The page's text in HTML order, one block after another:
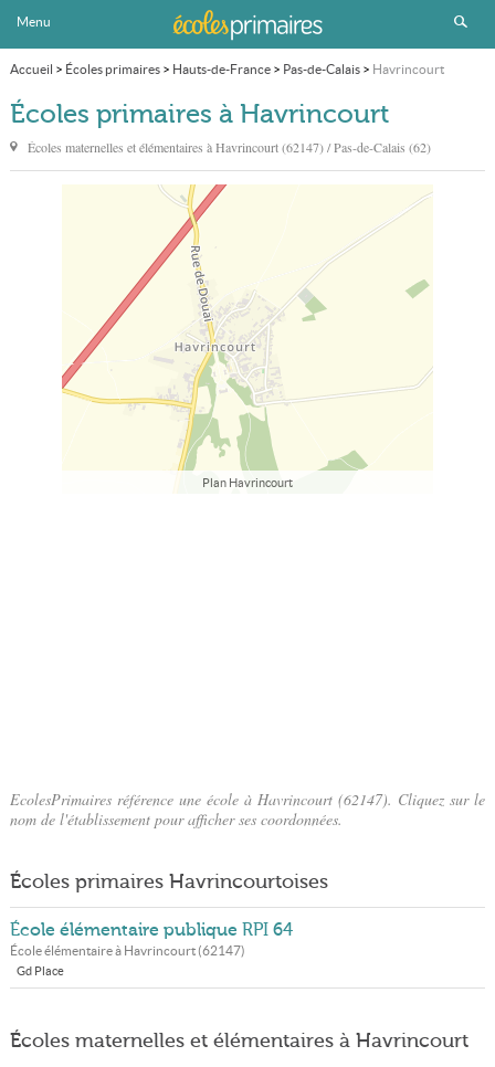
Menu
Accueil > Écoles primaires> Hauts-de-France> Pas-de-Calais> Havrincourt
Écoles primaires à Havrincourt
Écoles maternelles et élémentaires àHavrincourt(62147) / Pas-de-Calais (62)
Plan Havrincourt
EcolesPrimaires référence une école à Havrincourt (62147). Cliquez sur le
nom de l'établissement pour afficher ses coordonnées.
Écoles primaires Havrincourtoises
École élémentaire publique RPI 64
École élémentaire à Havrincourt(62147)
Gd Place
Écoles maternelles et élémentaires à Havrincourt